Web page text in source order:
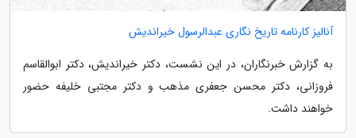
آنالیز کارنامه تاریخ نگاری عبدالرسول خیراندیش
به گزارش خبرنگاران، در این نشست، دکتر خیراندیش، دکتر ابوالقاسم
فروزانی، دکتر محسن جعفری مذهب و دکتر مجتبی خلیفه حضور
خواهند داشت.